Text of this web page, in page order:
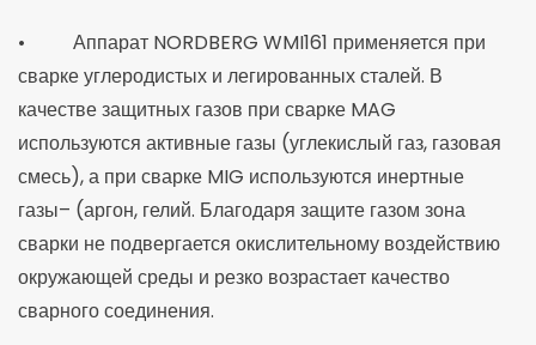
• Аппарат NORDBERG WMI161 применяется при
сварке углеродистых и легированных сталей. В
качестве защитных газов при сварке MAG
используются активные газы (углекислый газ, газовая
смесь), а при сварке MIG используются инертные
газы– (аргон, гелий. Благодаря защите газом зона
сварки не подвергается окислительному воздействию
окружающей среды и резко возрастает качество
сварного соединения.